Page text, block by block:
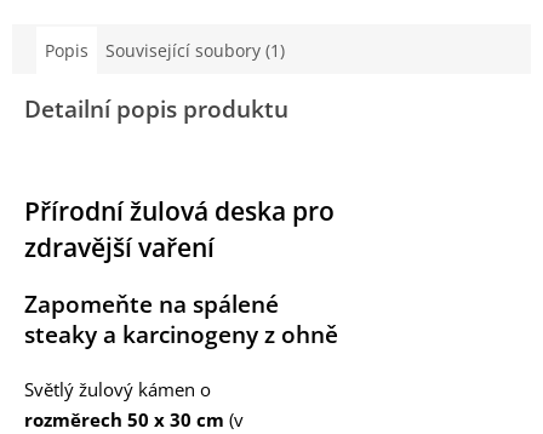
Popis Související soubory (1)
Detailní popis produktu
Přírodní žulová deska pro
zdravější vaření
Zapomeňte na spálené
steaky a karcinogeny z ohně
Světlý žulový kámen o
rozměrech 50 x 30 cm (v